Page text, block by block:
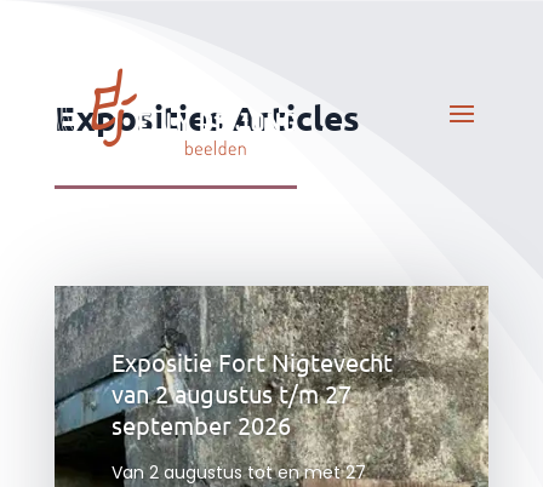
Exposities Articles
Expositie Fort Nigtevecht
van 2 augustus t/m 27
september 2026
Van 2 augustus tot en met 27